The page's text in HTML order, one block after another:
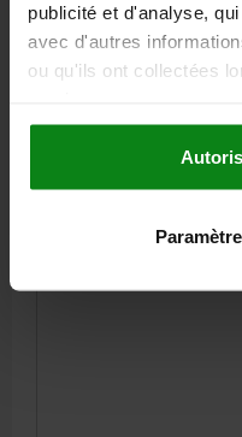
publicité et d'analyse,
avec d'autres
ou qu'ils ont collectées
A MIN.=50 B MAX.=20
G1=M20X1,5
Référence: 02385-10050